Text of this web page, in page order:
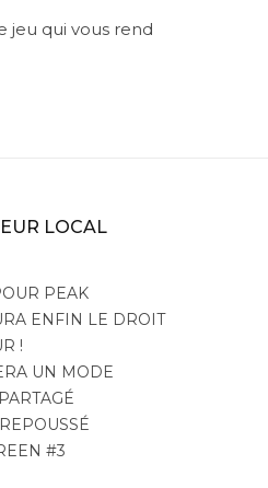
jeu qui vous rend
LOCAL
PEAK
ENFIN LE DROIT
!
UN MODE
#3